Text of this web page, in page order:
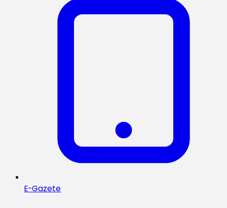
E-Gazete